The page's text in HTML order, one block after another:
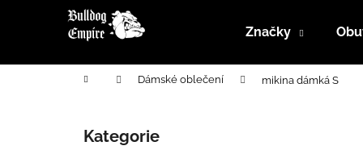
Značky
Domů Dámské oblečení mikina dámká S
Přeskočit
Kategorie
í
Zpět
do
Zpět
do